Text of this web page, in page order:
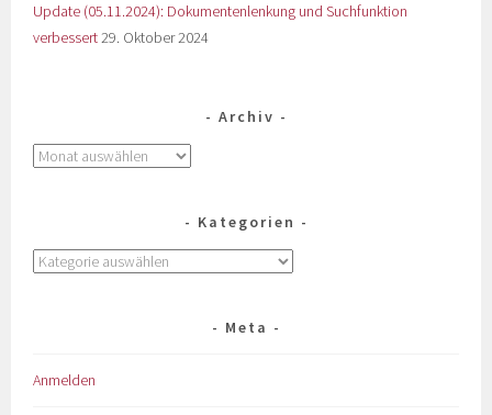
Update (05.11.2024): Dokumentenlenkung und Suchfunktion
verbessert29. Oktober 2024
Archiv
Kategorien
Meta
Anmelden